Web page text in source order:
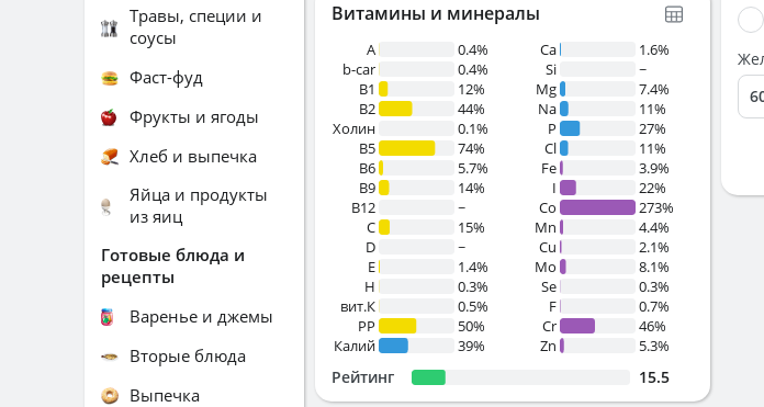
Витамины и минералы
A
0.4%
b-car
0.4%
В1
12%
B2
44%
Холин
0.1%
B5
74%
B6
5.7%
B9
14%
B12
~
C
15%
D
~
E
1.4%
H
0.3%
вит.К
0.5%
PP
50%
Калий
39%
Ca
1.6%
Si
~
Mg
7.4%
Na
11%
P
27%
Cl
11%
Fe
3.9%
I
22%
Co
273%
Mn
4.4%
Cu
2.1%
Mo
8.1%
Se
0.3%
F
0.7%
Cr
46%
Zn
5.3%
Рейтинг 15.5
Травы, специи и
соусы
Фаст-фуд
Фрукты и ягоды
Хлеб и выпечка
Яйца и продукты
из яиц
Готовые блюда и
рецепты
Варенье и джемы
Вторые блюда
Выпечка